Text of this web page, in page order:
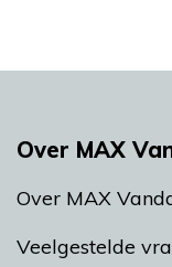
Over MAX
Over MAX
Veelgestelde